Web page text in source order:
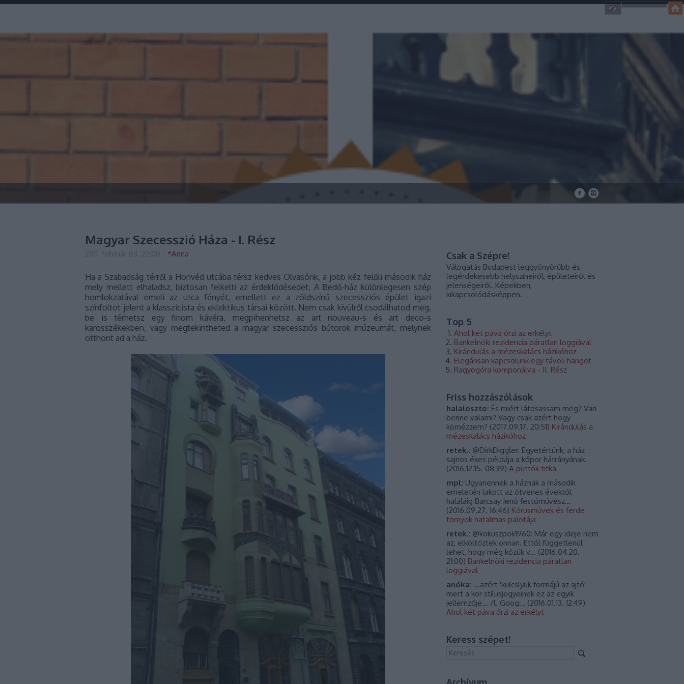
Magyar Szecesszió Háza - I. Rész
*Anna
Ha a Szabadság térről a Honvéd utcába térsz kedves Olvasónk, a jobb kéz felőli második ház
mely mellett elhaladsz, biztosan felkelti az érdeklődésedet. A Bedő-ház különlegesen szép
homlokzatával emeli az utca fényét, emellett ez a zöldszínű szecessziós épület igazi
színfoltot jelent a klasszicista és eklektikus társai között. Nem csak kívülről csodálhatod meg,
be is térhetsz egy finom kávéra, megpihenhetsz az art nouveau-s és art deco-s
karosszékekben, vagy megtekintheted a magyar szecessziós bútorok múzeumát, melynek
otthont ad a ház.
Csak a Szépre!
Válogatás Budapest leggyönyörűbb és
legérdekesebb helyszíneiről, épületeiről és
jelenségeiről. Képekben,
kikapcsolódásképpen.
Top 5
Ahol két páva őrzi az erkélyt
Bankelnöki rezidencia páratlan loggiával
Kirándulás a mézeskalács házikóhoz
Elegánsan kapcsolunk egy távoli hangot
Ragyogóra komponálva - II. Rész
Friss hozzászólások
halaloszto: És miért látosassam meg? Van
benne valami? Vagy csak azért hogy
körnézzem? (2017.09.17. 20:51) Kirándulás a
mézeskalács házikóhoz
retek.: @DirkDiggler: Egyetértünk, a ház
sajnos ékes példája a kőpor hátrányának.
(2016.12.15. 08:39) A puttók titka
mpl: Ugyanennek a háznak a második
emeletén lakott az ötvenes évektől
haláláig Barcsay Jenő festőművész...
(2016.09.27. 16:46) Kórusművek és ferde
tornyok hatalmas palotája
retek.: @kokuszpok1960: Már egy ideje nem
az, elköltöztek onnan. Ettől függetlenül
lehet, hogy még közük v... (2016.04.20.
21:00) Bankelnöki rezidencia páratlan
loggiával
anóka: ...azért 'kulcslyuk formájú az ajtó'
mert a kor stílusjegyeinek ez az egyik
jellemzője... /l. Goog... (2016.01.13. 12:49)
Ahol két páva őrzi az erkélyt
Keress szépet!